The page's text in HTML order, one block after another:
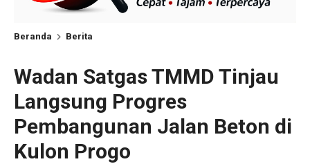
Beranda Berita
Wadan Satgas TMMD Tinjau
Langsung Progres
Pembangunan Jalan Beton di
Kulon Progo